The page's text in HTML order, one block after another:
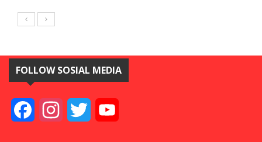
FOLLOW SOSIAL MEDIA
FacebookInstagramTwitter